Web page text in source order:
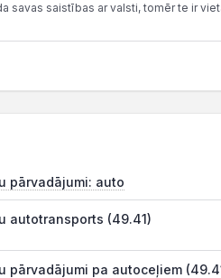
savas saistības ar valsti, tomēr te ir
pārvadājumi: auto
autotransports (49.41)
pārvadājumi pa autoceļiem